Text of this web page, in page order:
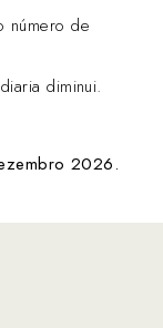
número de
diminui.
2026.